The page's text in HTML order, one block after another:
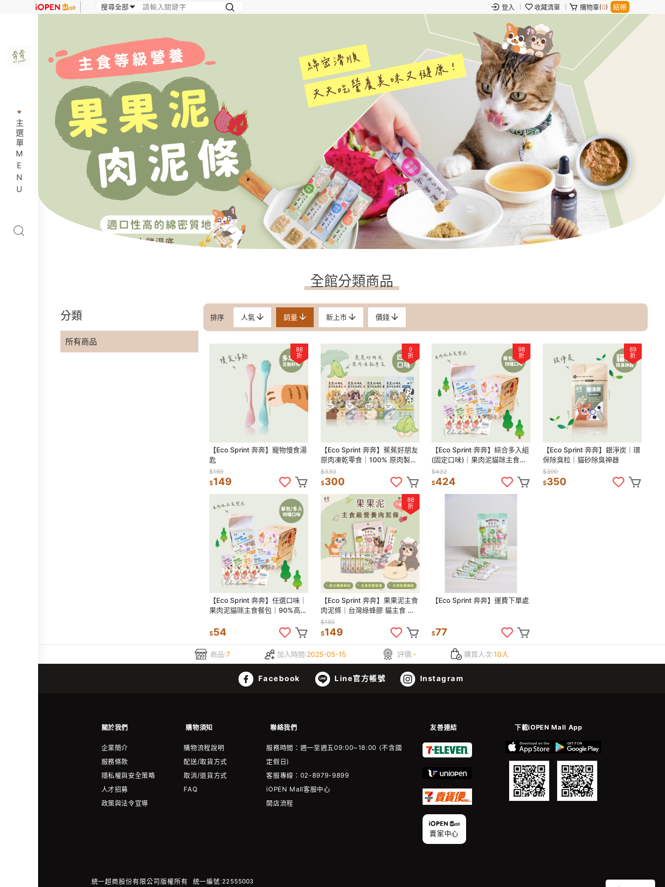
登入 收藏清單 購物車(0) 結帳
主選單MENU
全館分類商品
分類
所有商品
排序 人氣 銷量 新上市 價錢
88
折
【Eco Sprint 奔奔】寵物慢食湯
匙
$169
$149
9
折
【Eco Sprint 奔奔】蕉蕉好朋友
原肉凍乾零食｜100% 原肉製
成、添加青蕉粉護腸道
$330
$300
98
折
【Eco Sprint 奔奔】綜合多入組
(固定口味)｜果肉泥貓咪主食餐
包｜90%高含肉量 貓主食 無膠
無榖
$432
$424
89
折
【Eco Sprint 奔奔】銀淨炭｜環
保除臭粒｜貓砂除臭神器
$390
$350
【Eco Sprint 奔奔】任選口味｜
果肉泥貓咪主食餐包｜90%高含
$54
88
折
【Eco Sprint 奔奔】果果泥主食
肉泥條｜台灣綠蜂膠 貓主食 無
膠 無調味劑 無澱粉料
$169
$149
【Eco Sprint 奔奔】運費下單處
$77
商品:7 加入時間:2025-05-15 評價:- 購買人次:10人
Facebook Line官方帳號 Instagram
關於我們 購物須知 聯絡我們 友善連結 下載iOPEN Mall App
企業簡介
服務條款
隱私權與安全策略
人才招募
政策與法令宣導
購物流程說明
配送/取貨方式
取消/退貨方式
FAQ
服務時間：週一至週五09:00~18:00 (不含國
定假日)
客服專線：02-8979-9899
iOPEN Mall客服中心
開店流程
賣家中心
統一超商股份有限公司版權所有 統一編號:22555003